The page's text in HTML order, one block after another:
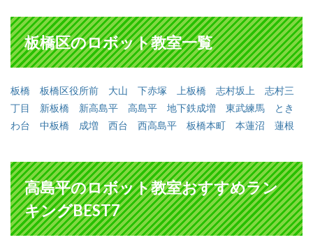
板橋区のロボット教室一覧
板橋 板橋区役所前 大山 下赤塚 上板橋 志村坂上
志村三
丁目
新板橋 新高島平 高島平 地下鉄成増 東武練馬
とき
わ台
中板橋 成増 西台 西高島平 板橋本町 本蓮沼 蓮根
高島平のロボット教室おすすめラン
キングBEST7